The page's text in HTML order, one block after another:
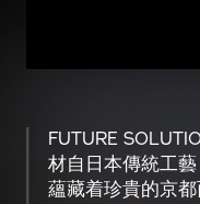
FUTURE
材自日本傳統工
蘊藏着珍貴的京